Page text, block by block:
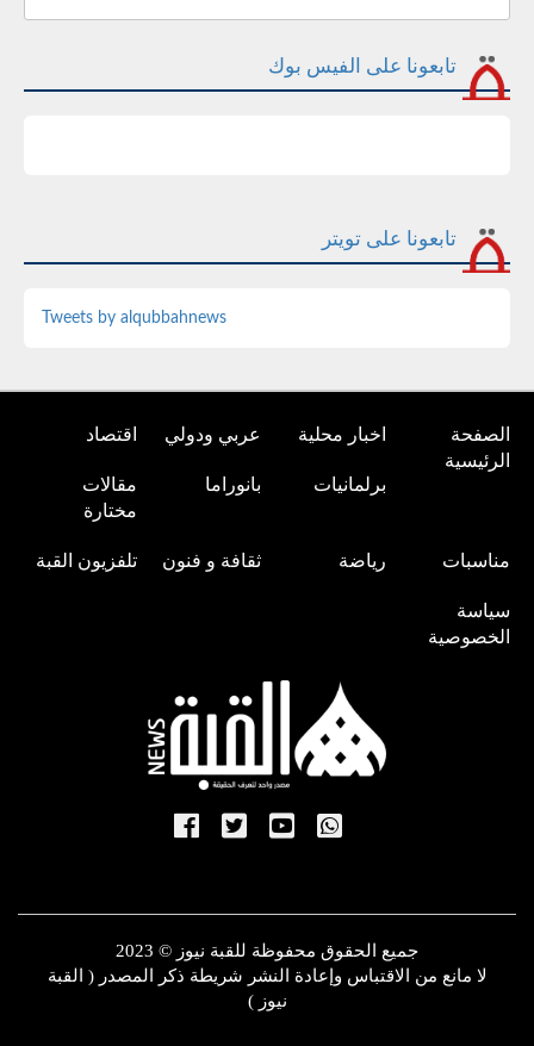
تابعونا على الفيس بوك
تابعونا على تويتر
Tweets by alqubbahnews
الصفحة
الرئيسية
اخبار محلية عربي ودولي اقتصاد
برلمانيات بانوراما
مقالات
مختارة
مناسبات رياضة ثقافة و فنون تلفزيون القبة
سياسة
الخصوصية
جميع الحقوق محفوظة للقبة نيوز © 2023
لا مانع من الاقتباس وإعادة النشر شريطة ذكر المصدر ( القبة
نيوز )